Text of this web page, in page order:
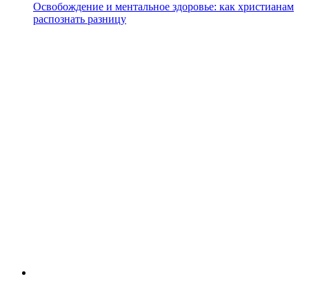
Освобождение и ментальное здоровье: как христианам
распознать разницу